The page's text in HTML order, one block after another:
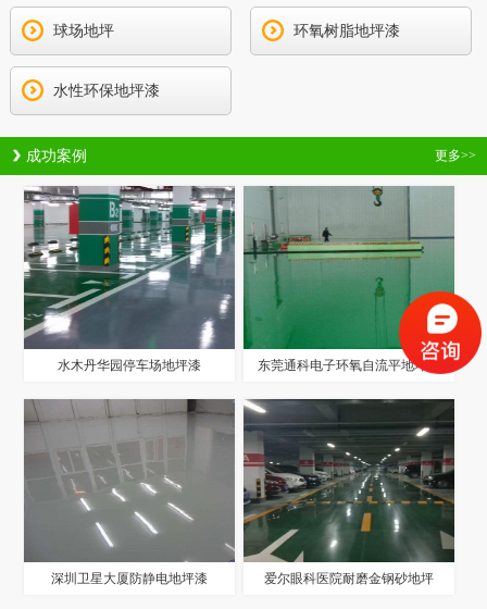
球场地坪 环氧树脂地坪漆
水性环保地坪漆
更多>>
成功案例
水木丹华园停车场地坪漆 东莞通科电子环氧自流平地坪漆
深圳卫星大厦防静电地坪漆 爱尔眼科医院耐磨金钢砂地坪